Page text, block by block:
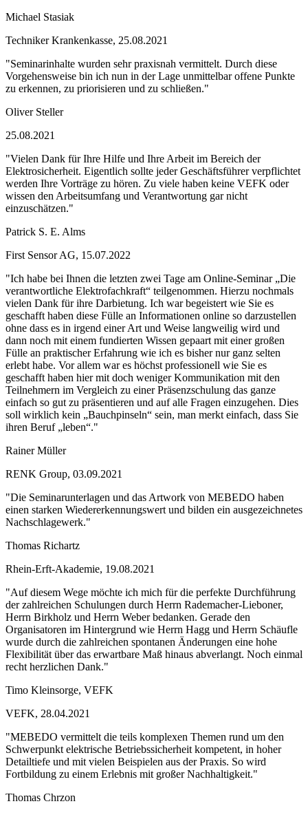
Michael Stasiak
Techniker Krankenkasse, 25.08.2021
"Seminarinhalte wurden sehr praxisnah vermittelt. Durch diese
Vorgehensweise bin ich nun in der Lage unmittelbar offene Punkte
zu erkennen, zu priorisieren und zu schließen."
Oliver Steller
25.08.2021
"Vielen Dank für Ihre Hilfe und Ihre Arbeit im Bereich der
Elektrosicherheit. Eigentlich sollte jeder Geschäftsführer verpflichtet
werden Ihre Vorträge zu hören. Zu viele haben keine VEFK oder
wissen den Arbeitsumfang und Verantwortung gar nicht
einzuschätzen."
Patrick S. E. Alms
First Sensor AG, 15.07.2022
"Ich habe bei Ihnen die letzten zwei Tage am Online-Seminar „Die
verantwortliche Elektrofachkraft“ teilgenommen. Hierzu nochmals
vielen Dank für ihre Darbietung. Ich war begeistert wie Sie es
geschafft haben diese Fülle an Informationen online so darzustellen
ohne dass es in irgend einer Art und Weise langweilig wird und
dann noch mit einem fundierten Wissen gepaart mit einer großen
Fülle an praktischer Erfahrung wie ich es bisher nur ganz selten
erlebt habe. Vor allem war es höchst professionell wie Sie es
geschafft haben hier mit doch weniger Kommunikation mit den
Teilnehmern im Vergleich zu einer Präsenzschulung das ganze
einfach so gut zu präsentieren und auf alle Fragen einzugehen. Dies
soll wirklich kein „Bauchpinseln“ sein, man merkt einfach, dass Sie
ihren Beruf „leben“."
Rainer Müller
RENK Group, 03.09.2021
"Die Seminarunterlagen und das Artwork von MEBEDO haben
einen starken Wiedererkennungswert und bilden ein ausgezeichnetes
Nachschlagewerk."
Thomas Richartz
Rhein-Erft-Akademie, 19.08.2021
"Auf diesem Wege möchte ich mich für die perfekte Durchführung
der zahlreichen Schulungen durch Herrn Rademacher-Lieboner,
Herrn Birkholz und Herrn Weber bedanken. Gerade den
Organisatoren im Hintergrund wie Herrn Hagg und Herrn Schäufle
wurde durch die zahlreichen spontanen Änderungen eine hohe
Flexibilität über das erwartbare Maß hinaus abverlangt. Noch einmal
recht herzlichen Dank."
Timo Kleinsorge, VEFK
VEFK, 28.04.2021
"MEBEDO vermittelt die teils komplexen Themen rund um den
Schwerpunkt elektrische Betriebssicherheit kompetent, in hoher
Detailtiefe und mit vielen Beispielen aus der Praxis. So wird
Fortbildung zu einem Erlebnis mit großer Nachhaltigkeit."
Thomas Chrzon